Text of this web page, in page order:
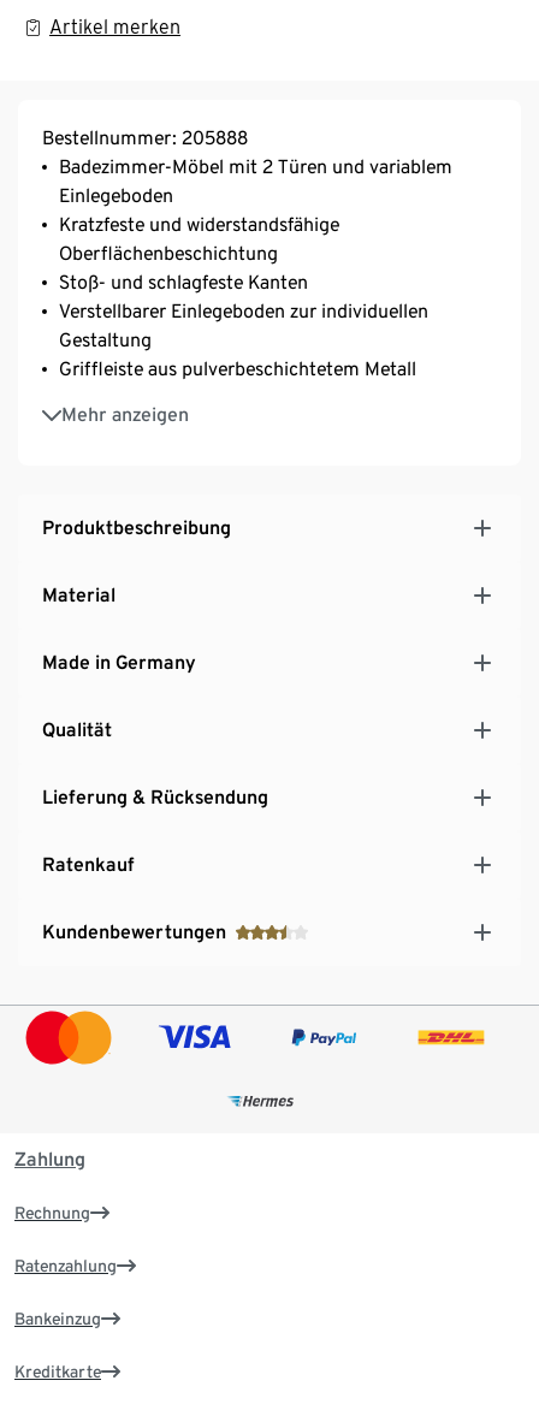
Artikel merken
Bestellnummer: 205888
Badezimmer-Möbel mit 2 Türen und variablem
Einlegeboden
Kratzfeste und widerstandsfähige
Oberflächenbeschichtung
Stoß- und schlagfeste Kanten
Verstellbarer Einlegeboden zur individuellen
Gestaltung
Griffleiste aus pulverbeschichtetem Metall
Mehr anzeigen
Türdämpfung
Weitere Dekore verfügbar
Produktbeschreibung
Material
Made in Germany
Qualität
Lieferung & Rücksendung
Ratenkauf
Kundenbewertungen
Zahlung
Rechnung
Ratenzahlung
Bankeinzug
Kreditkarte